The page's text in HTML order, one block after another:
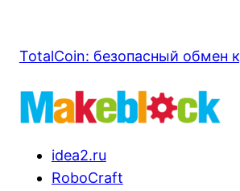
TotalCoin: безопасный обмен
idea2.ru
RoboCraft